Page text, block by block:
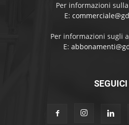
Per informazioni
E:
Per informazioni sugli
E:
SEGUICI